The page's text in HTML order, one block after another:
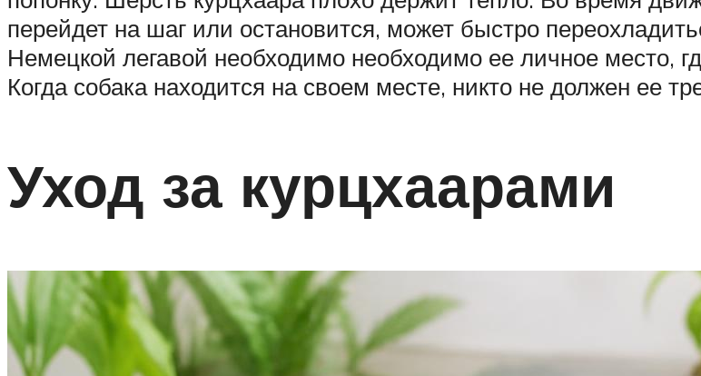
перейдет на шаг или остановится, может быстро
Немецкой легавой необходимо необходимо ее личное место,
Когда собака находится на своем месте, никто не должен ее
Уход за курцхаарами